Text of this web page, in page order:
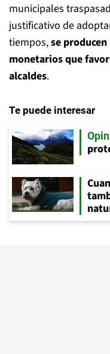
municipales
justificativo de
tiempos,se
monetarios que
alcaldes.
Te puede interesar